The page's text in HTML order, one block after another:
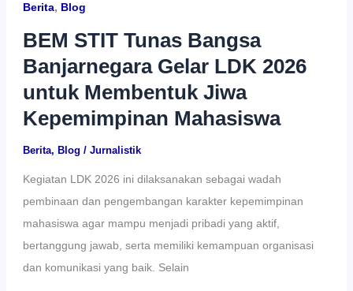
Berita, Blog
BEM STIT Tunas Bangsa
Banjarnegara Gelar LDK 2026
untuk Membentuk Jiwa
Kepemimpinan Mahasiswa
Berita, Blog / Jurnalistik
Kegiatan LDK 2026 ini dilaksanakan sebagai wadah
pembinaan dan pengembangan karakter kepemimpinan
mahasiswa agar mampu menjadi pribadi yang aktif,
bertanggung jawab, serta memiliki kemampuan organisasi
dan komunikasi yang baik. Selain